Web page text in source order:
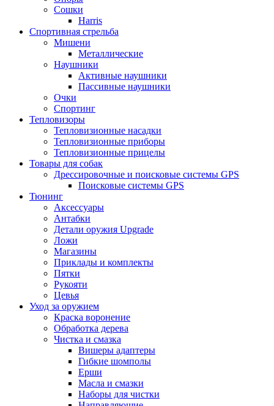
Сошки
Harris
Спортивная стрельба
Мишени
Металлические
Наушники
Активные наушники
Пассивные наушники
Очки
Спортинг
Тепловизоры
Тепловизионные насадки
Тепловизионные приборы
Тепловизионные прицелы
Товары для собак
Дрессировочные и поисковые системы GPS
Поисковые системы GPS
Тюнинг
Аксессуары
Антабки
Детали оружия Upgrade
Ложи
Магазины
Приклады и комплекты
Пятки
Рукояти
Цевья
Уход за оружием
Краска воронение
Обработка дерева
Чистка и смазка
Вишеры адаптеры
Гибкие шомполы
Ерши
Масла и смазки
Наборы для чистки